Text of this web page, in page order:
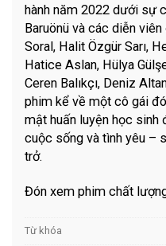
hành năm 2022 dưới sự
Baruönü và các diễn
Soral, Halit Özgür Sarı,
Hatice Aslan, Hülya
Ceren Balıkçı, Deniz
phim kể về một cô gái
mật huấn luyện học
cuộc sống và tình yêu –
trở.
Đón xem phim chất
Từ khóa